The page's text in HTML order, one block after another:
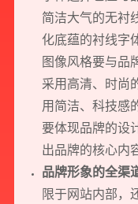
简洁大气的无衬
化底蕴的衬线字
图像风格要与品
采用高清、时尚
用简洁、科技感
要体现品牌的设
出品牌的核心内
品牌形象的全渠
限于网站内部，